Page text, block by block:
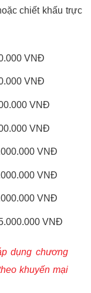
chiết khấu trực
VNĐ
VNĐ
VNĐ
VNĐ
VNĐ
VNĐ
VNĐ
VNĐ
dụng chương
khuyến mại